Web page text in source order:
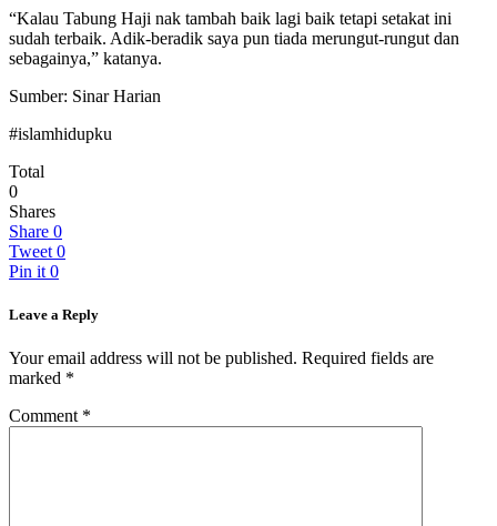
“Kalau Tabung Haji nak tambah baik lagi baik tetapi setakat ini
sudah terbaik. Adik-beradik saya pun tiada merungut-rungut dan
sebagainya,” katanya.
Sumber: Sinar Harian
#islamhidupku
Total
0
Shares
Share 0
Tweet 0
Pin it 0
Leave a Reply
Your email address will not be published. Required fields are
marked *
Comment *